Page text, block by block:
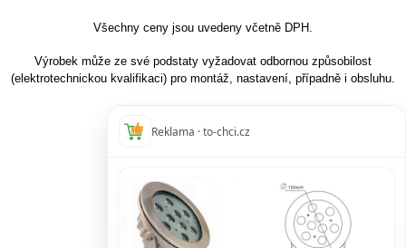
Všechny ceny jsou uvedeny včetně DPH.
Výrobek může ze své podstaty vyžadovat odbornou způsobilost
(elektrotechnickou kvalifikaci) pro montáž, nastavení, případně i obsluhu.
Reklama · to-chci.cz